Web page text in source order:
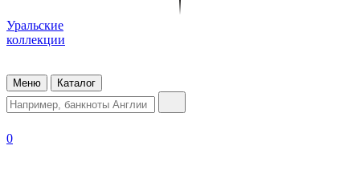
Уральские
коллекции
Меню Каталог
0